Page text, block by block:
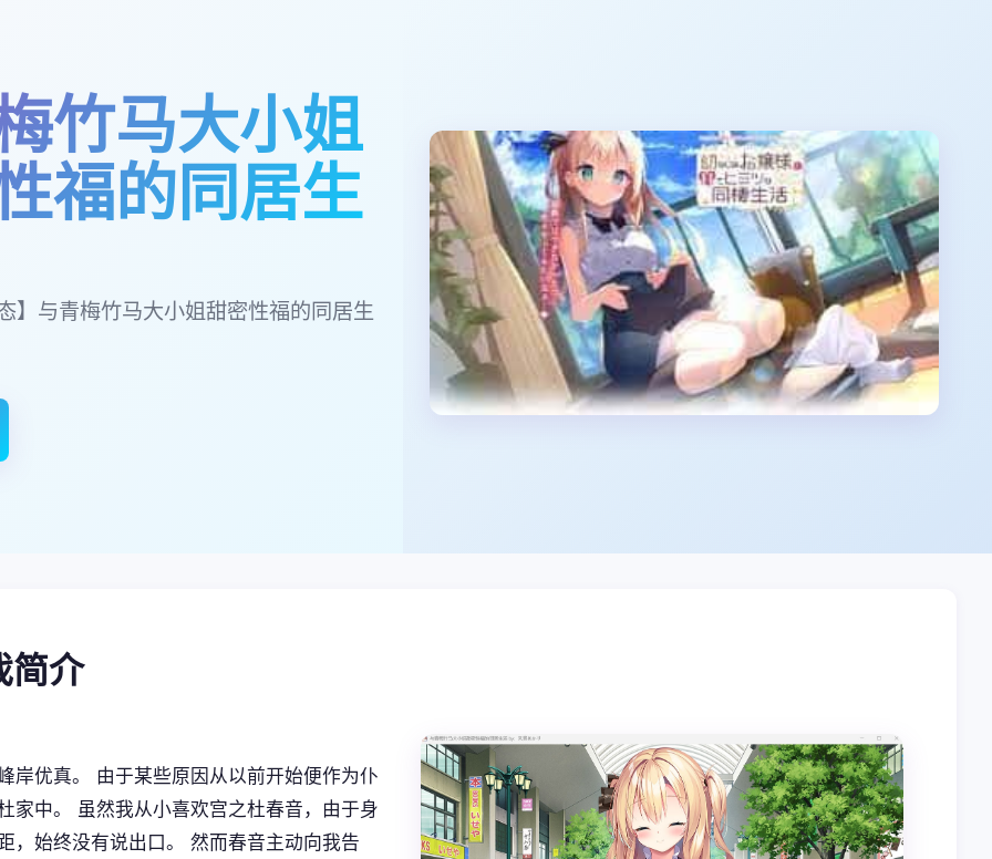
竹马大小姐
福的同居生
】与青梅竹马大小姐甜密性福的同居生
介
岸优真。 由于某些原因从以前开始便作为仆
家中。 虽然我从小喜欢宫之杜春音，由于身
，始终没有说出口。 然而春音主动向我告